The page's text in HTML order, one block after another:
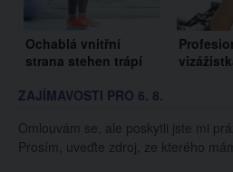
Ochablá vnitřní
strana stehen trápí
Zpevněte ji účinnými
dostane!
ZAJÍMAVOSTI PRO 6. 8.
Omlouvám se, ale poskytli jste mi
Prosím, uveďte zdroj, ze kterého